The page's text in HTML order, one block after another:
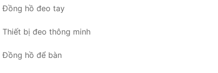
Đồng hồ đeo tay
Thiết bị đeo thông minh
Đồng hồ để bàn